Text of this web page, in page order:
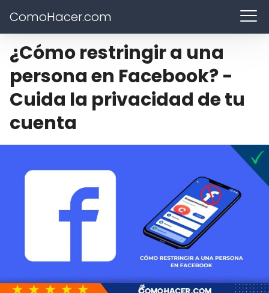
ComoHacer.com
¿Cómo restringir a una
persona en Facebook? -
Cuida la privacidad de tu
cuenta